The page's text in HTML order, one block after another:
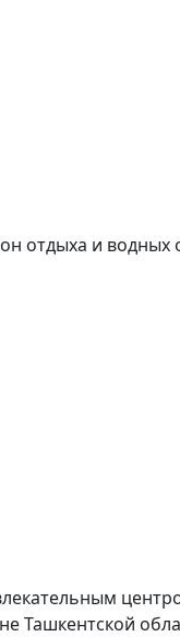
отдыха и
Ташкентской